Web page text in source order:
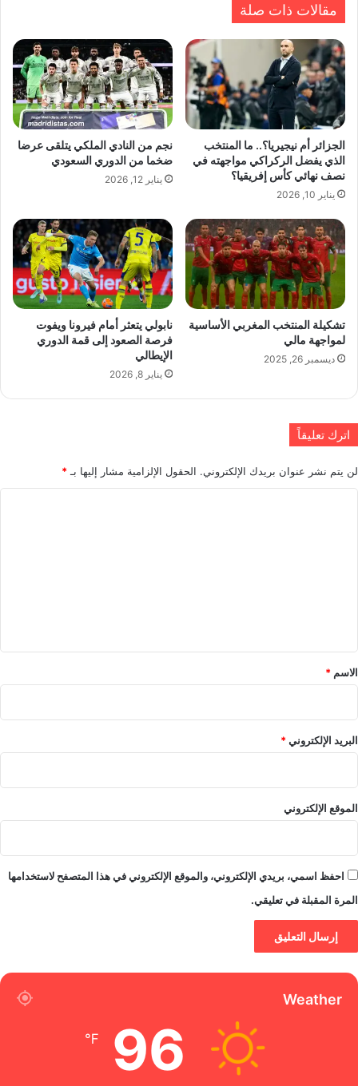
مقالات ذات صلة
الجزائر أم نيجيريا؟.. ما المنتخب
الذي يفضل الركراكي مواجهته في
نصف نهائي كأس إفريقيا؟
يناير 10, 2026
نجم من النادي الملكي يتلقى عرضا
ضخما من الدوري السعودي
يناير 12, 2026
تشكيلة المنتخب المغربي الأساسية
لمواجهة مالي
ديسمبر 26, 2025
نابولي يتعثر أمام فيرونا ويفوت
فرصة الصعود إلى قمة الدوري
الإيطالي
يناير 8, 2026
اترك تعليقاً
لن يتم نشر عنوان بريدك الإلكتروني. الحقول الإلزامية مشار إليها بـ *
*
الاسم *
البريد الإلكتروني*
الموقع الإلكتروني
احفظ اسمي، بريدي الإلكتروني، والموقع الإلكتروني في هذا المتصفح لاستخدامها
المرة المقبلة في تعليقي.
Weather
96
℉